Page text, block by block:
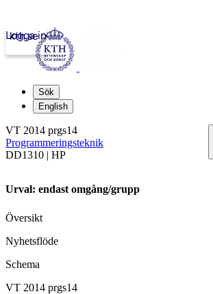
kth.se
Logga in
Sök
English
VT 2014 prgs14
Programmeringsteknik
DD1310 | HP
Urval: endast omgång/grupp
Översikt
Nyhetsflöde
Schema
VT 2014 prgs14